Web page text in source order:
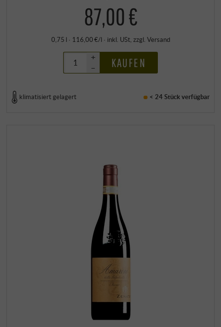
87,00 €
0,75 l · 116,00 €/l · inkl. USt, zzgl. Versand
+
–
KAUFEN
klimatisiert gelagert < 24 Stückverfügbar